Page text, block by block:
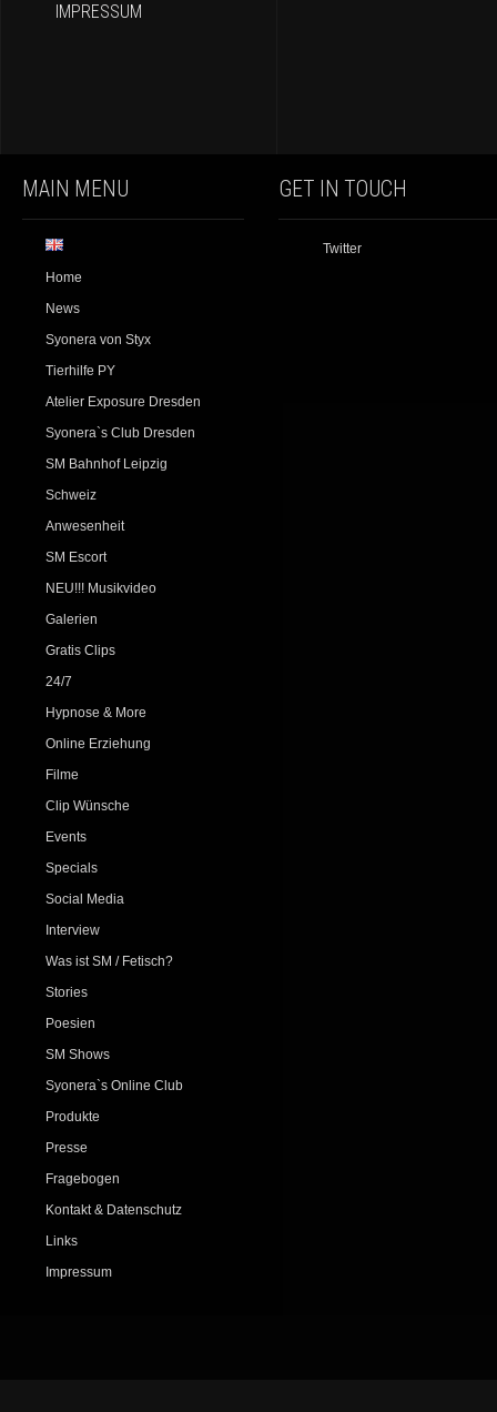
IMPRESSUM
MAIN MENU
Home
News
Syonera von Styx
Tierhilfe PY
Atelier Exposure Dresden
Syonera`s Club Dresden
SM Bahnhof Leipzig
Schweiz
Anwesenheit
SM Escort
NEU!!! Musikvideo
Galerien
Gratis Clips
24/7
Hypnose & More
Online Erziehung
Filme
Clip Wünsche
Events
Specials
Social Media
Interview
Was ist SM / Fetisch?
Stories
Poesien
SM Shows
Syonera`s Online Club
Produkte
Presse
Fragebogen
Kontakt & Datenschutz
Links
Impressum
GET IN TOUCH
Twitter